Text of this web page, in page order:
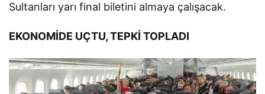
Sultanları yarı final biletini almaya çalışacak.
EKONOMİDE UÇTU, TEPKİ TOPLADI